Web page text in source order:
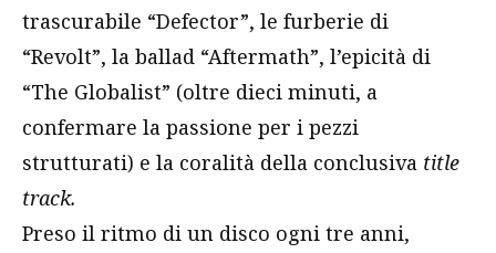
trascurabile “Defector”, le furberie di
“Revolt”, la ballad “Aftermath”, l’epicità di
“The Globalist” (oltre dieci minuti, a
confermare la passione per i pezzi
strutturati) e la coralità della conclusiva title
track.
Preso il ritmo di un disco ogni tre anni,